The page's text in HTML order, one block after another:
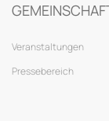
Veranstaltungen
Pressebereich